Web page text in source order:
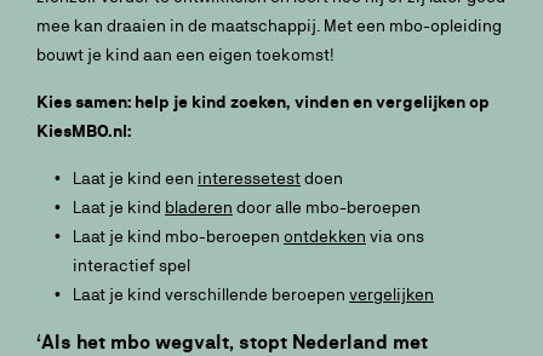
mee kan draaien in de maatschappij. Met een mbo-opleiding
bouwt je kind aan een eigen toekomst!
Kies samen: help je kind zoeken, vinden en vergelijken op
KiesMBO.nl:
Laat je kind een interessetestdoen
Laat je kind bladeren door alle mbo-beroepen
Laat je kind mbo-beroepen ontdekken via ons
interactief spel
Laat je kind verschillende beroepen vergelijken
‘Als het mbo wegvalt, stopt Nederland met